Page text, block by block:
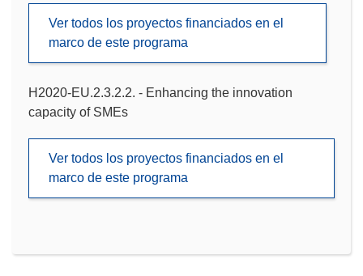
Ver todos los proyectos financiados en el
marco de este programa
H2020-EU.2.3.2.2. - Enhancing the innovation
capacity of SMEs
Ver todos los proyectos financiados en el
marco de este programa